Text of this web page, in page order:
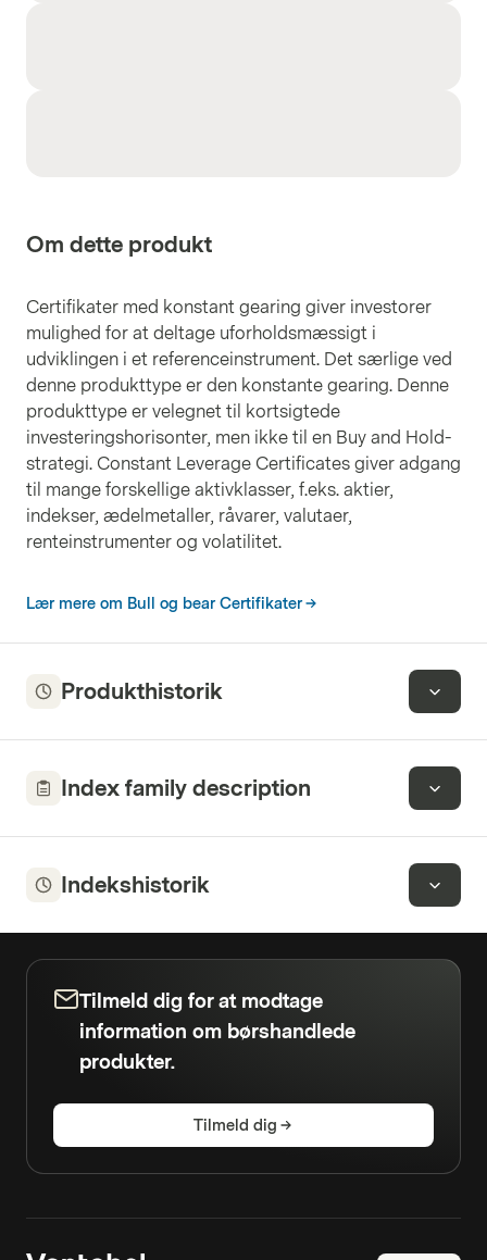
Om dette produkt
Certifikater med konstant gearing giver investorer
mulighed for at deltage uforholdsmæssigt i
udviklingen i et referenceinstrument. Det særlige ved
denne produkttype er den konstante gearing. Denne
produkttype er velegnet til kortsigtede
investeringshorisonter, men ikke til en Buy and Hold-
strategi. Constant Leverage Certificates giver adgang
til mange forskellige aktivklasser, f.eks. aktier,
indekser, ædelmetaller, råvarer, valutaer,
renteinstrumenter og volatilitet.
Lær mere om Bull og bear Certifikater
Produkthistorik
Index family description
Indekshistorik
Tilmeld dig for at modtage
information om børshandlede
produkter.
Tilmeld dig